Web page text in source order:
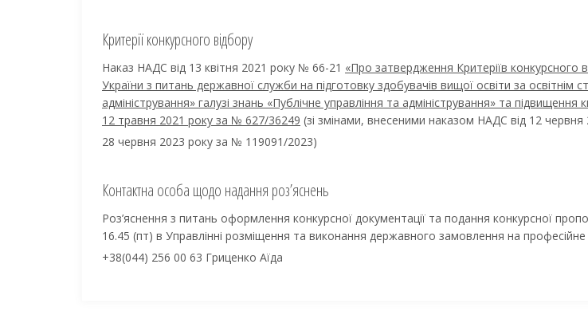
Критерії конкурсного відбору
Наказ НАДС від 13 квітня 2021 року № 66-21 «Про затвердження Критеріїв конкурсного
України з питань державної служби на підготовку здобувачів вищої освіти за освітнім
адміністрування» галузі знань «Публічне управління та адміністрування» та підвищення
12 травня 2021 року за № 627/36249 (зі змінами, внесеними наказом НАДС від 12
28 червня 2023 року за № 119091/2023)
Контактна особа щодо надання роз’яснень
Роз’яснення з питань оформлення конкурсної документації та подання конкурсної
16.45 (пт) в Управлінні розміщення та виконання державного замовлення на
+38(044) 256 00 63 Гриценко Аїда